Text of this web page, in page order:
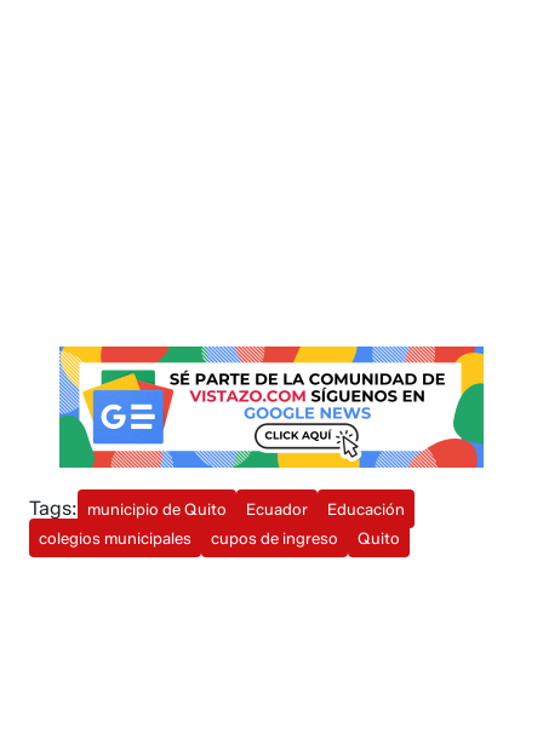
Tags: municipio de Quito Ecuador
Educación
colegios municipales
cupos de ingreso Quito